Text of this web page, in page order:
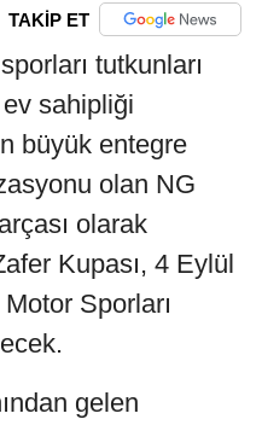
TAKİP ET
tutkunları
sahipliği
büyük entegre
olan NG
olarak
Kupası, 4 Eylül
Sporları
gelen